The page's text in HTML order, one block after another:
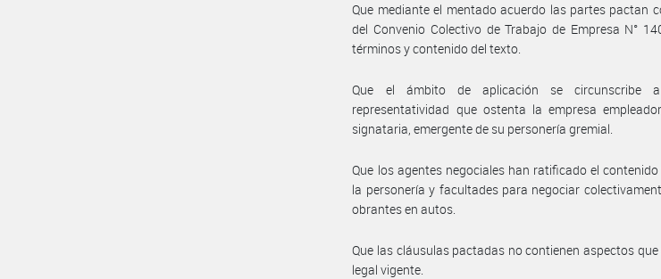
Que mediante el mentado acuerdo las partes pactan
del Convenio Colectivo de Trabajo de Empresa N°
términos y contenido del texto.
Que el ámbito de aplicación se circunscribe
representatividad que ostenta la empresa
signataria, emergente de su personería gremial.
Que los agentes negociales han ratificado el
la personería y facultades para negociar
obrantes en autos.
Que las cláusulas pactadas no contienen aspectos
legal vigente.